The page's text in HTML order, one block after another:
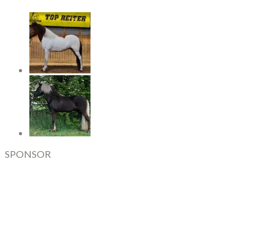
SPONSOR